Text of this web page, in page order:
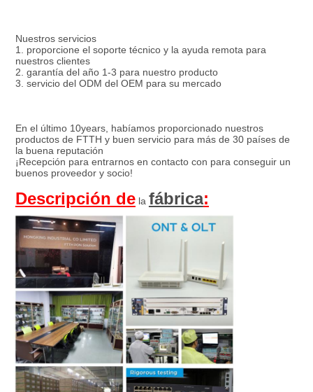
Nuestros servicios
1. proporcione el soporte técnico y la ayuda remota para
nuestros clientes
2. garantía del año 1-3 para nuestro producto
3. servicio del ODM del OEM para su mercado
En el último 10years, habíamos proporcionado nuestros
productos de FTTH y buen servicio para más de 30 países de
la buena reputación
¡Recepción para entrarnos en contacto con para conseguir un
buenos proveedor y socio!
Descripción de la fábrica: